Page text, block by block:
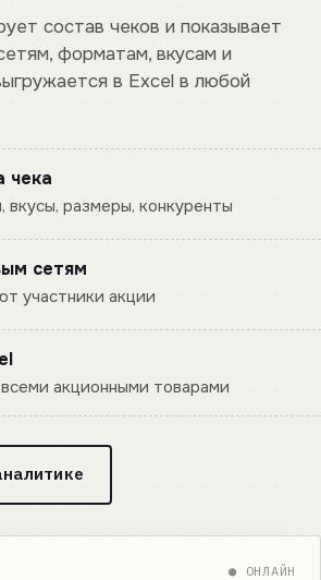
состав чеков и показывает
форматам, вкусам и
в Excel в любой
чека
размеры, конкуренты
сетям
участники акции
акционными товарами
● ОНЛАЙН